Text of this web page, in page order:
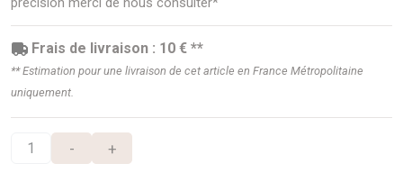
Frais de livraison : 10 € **
** Estimation pour une livraison de cet article en France Métropolitaine
uniquement.
- +